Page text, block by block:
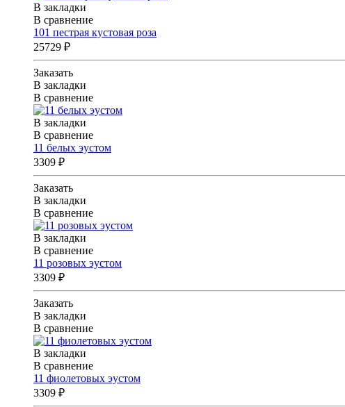
В закладки
В сравнение
101 пестрая кустовая роза
25729 ₽
Заказать
В закладки
В сравнение
В закладки
В сравнение
11 белых эустом
3309 ₽
Заказать
В закладки
В сравнение
В закладки
В сравнение
11 розовых эустом
3309 ₽
Заказать
В закладки
В сравнение
В закладки
В сравнение
11 фиолетовых эустом
3309 ₽